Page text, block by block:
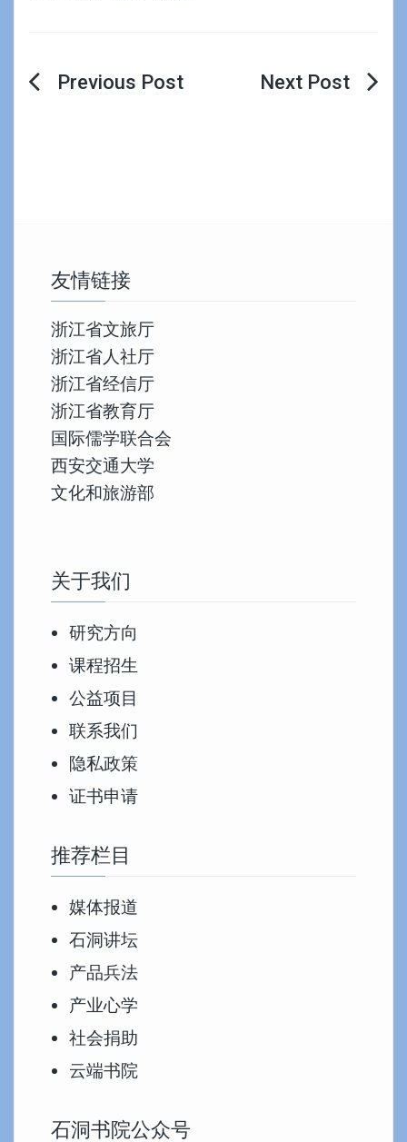
文
友情链接
浙江省文旅厅
浙江省人社厅
浙江省经信厅
浙江省教育厅
国际儒学联合会
西安交通大学
文化和旅游部
关于我们
研究方向
课程招生
公益项目
联系我们
隐私政策
证书申请
推荐栏目
媒体报道
石洞讲坛
产品兵法
产业心学
社会捐助
云端书院
石洞书院公众号